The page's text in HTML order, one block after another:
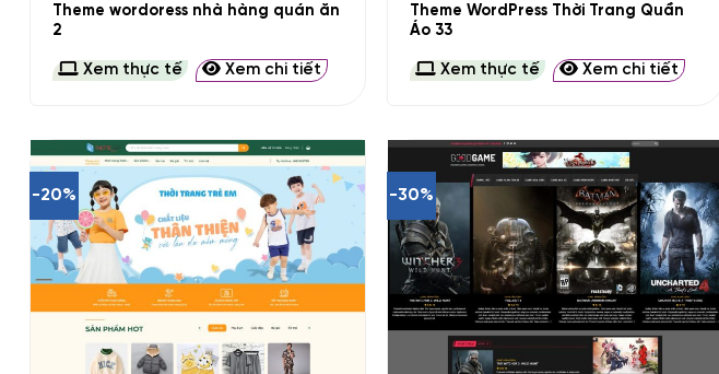
Theme wordoress nhà hàng quán ăn
2
Xem thực tế Xem chi tiết
Theme WordPress Thời Trang Quần
Áo 33
Xem thực tế Xem chi tiết
-20% -30%